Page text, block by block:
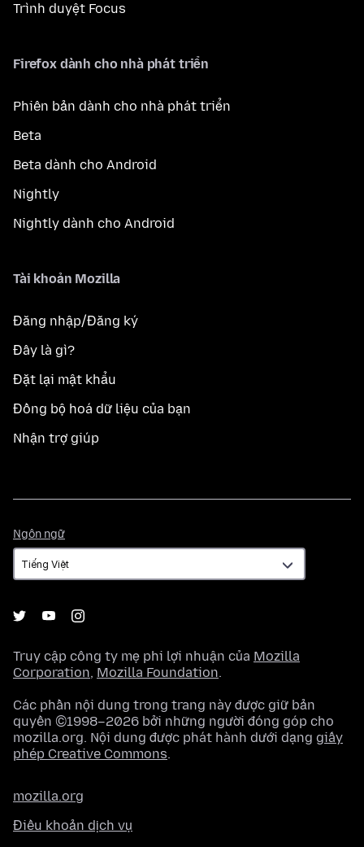
Trình duyệt Focus
Firefox dành cho nhà phát triển
Phiên bản dành cho nhà phát triển
Beta
Beta dành cho Android
Nightly
Nightly dành cho Android
Tài khoản Mozilla
Đăng nhập/Đăng ký
Đây là gì?
Đặt lại mật khẩu
Đồng bộ hoá dữ liệu của bạn
Nhận trợ giúp
Ngôn ngữ
ngữ
Truy cập công ty mẹ phi lợi nhuận của Mozilla
Corporation, Mozilla Foundation.
Các phần nội dung trong trang này được giữ bản
quyền ©1998–2026 bởi những người đóng góp cho
mozilla.org. Nội dung được phát hành dưới dạng giấy
phép Creative Commons.
mozilla.org
Điều khoản dịch vụ